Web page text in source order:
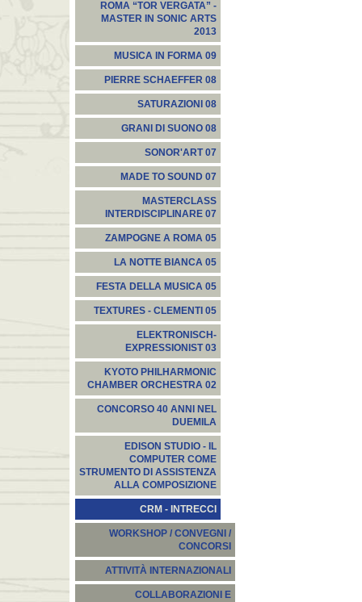
ROMA “TOR VERGATA” -
MASTER IN SONIC ARTS
2013
MUSICA IN FORMA 09
PIERRE SCHAEFFER 08
SATURAZIONI 08
GRANI DI SUONO 08
SONOR'ART 07
MADE TO SOUND 07
MASTERCLASS
INTERDISCIPLINARE 07
ZAMPOGNE A ROMA 05
LA NOTTE BIANCA 05
FESTA DELLA MUSICA 05
TEXTURES - CLEMENTI 05
ELEKTRONISCH-
EXPRESSIONIST 03
KYOTO PHILHARMONIC
CHAMBER ORCHESTRA 02
CONCORSO 40 ANNI NEL
DUEMILA
EDISON STUDIO - IL
COMPUTER COME
STRUMENTO DI ASSISTENZA
ALLA COMPOSIZIONE
CRM - INTRECCI
WORKSHOP / CONVEGNI /
CONCORSI
ATTIVITÀ INTERNAZIONALI
COLLABORAZIONI E